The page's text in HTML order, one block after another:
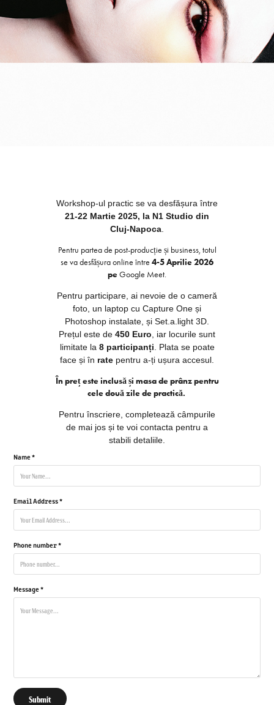
Workshop-ul practic se va desfășura între
21-22 Martie 2025, la N1 Studio din
Cluj-Napoca
Pentru partea de post-producție și business, totul
se va desfășura online între 4-5 Aprilie 2026
peGoogle Meet.
Pentru participare, ai nevoie de o cameră
foto, un laptop cu Capture One și
Photoshop instalate, și Set.a.light 3D.
Prețul este de 450 Euro , iar locurile sunt
limitate la 8 participanți
Plata se poate
face și în rate pentru a-ți ușura accesul.
În preț este inclusă și masa de prânz pentru
cele două zile de practică.
Pentru înscriere, completează câmpurile
de mai jos și te voi contacta pentru a
stabili detaliile.
Name *
Email Address *
Phone number *
Message *
Submit